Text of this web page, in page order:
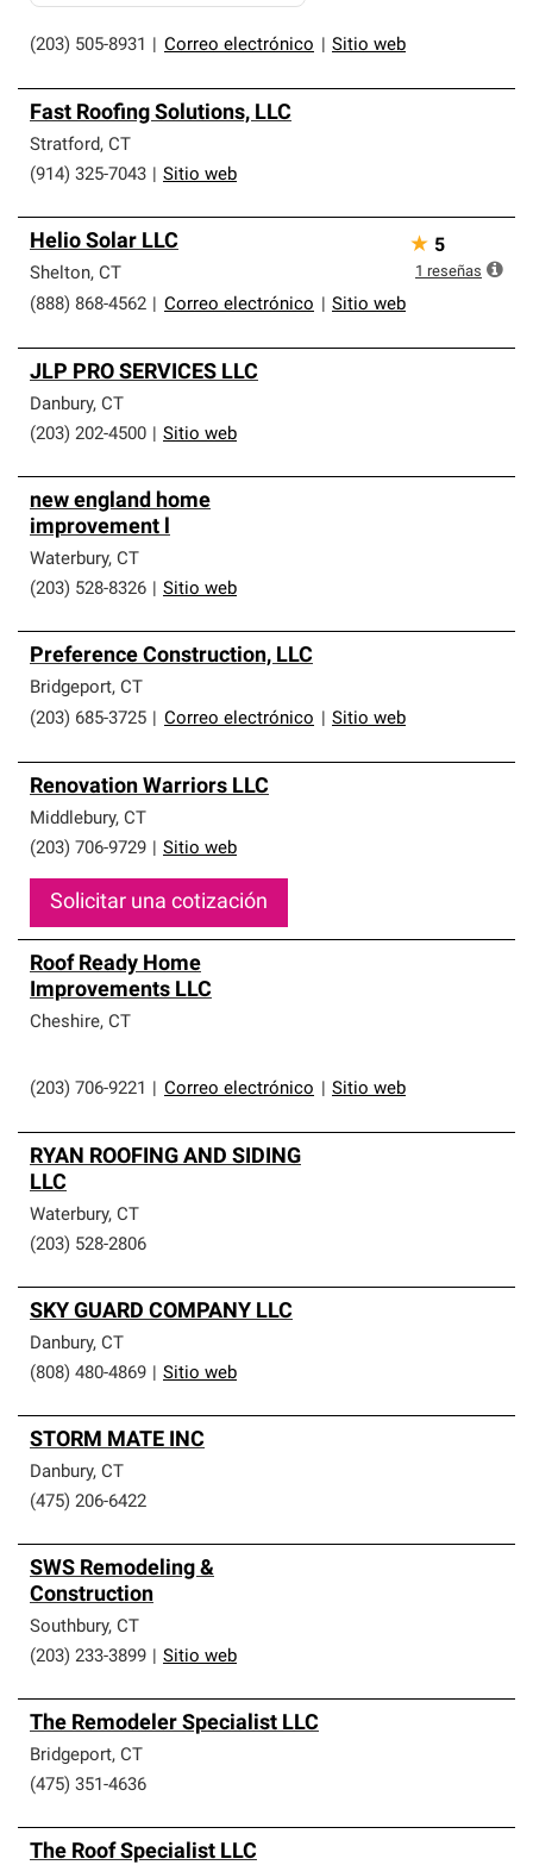
(203) 505-8931 Correo electrónico Sitio web
Fast Roofing Solutions, LLC
Stratford, CT
(914) 325-7043
Sitio web
Helio Solar LLC
Shelton, CT
(888) 868-4562
Correo electrónico Sitio web
★ 5
1 reseñas
JLP PRO SERVICES LLC
Danbury, CT
(203) 202-4500
Sitio web
new england home
improvement l
Waterbury, CT
(203) 528-8326
Sitio web
Preference Construction, LLC
Bridgeport, CT
(203) 685-3725
Correo electrónico Sitio web
Renovation Warriors LLC
Middlebury, CT
(203) 706-9729
Sitio web
Solicitar una cotización
Roof Ready Home
Improvements LLC
Cheshire, CT
(203) 706-9221 Correo electrónico Sitio web
RYAN ROOFING AND SIDING
LLC
Waterbury, CT
(203) 528-2806
SKY GUARD COMPANY LLC
Danbury, CT
(808) 480-4869
Sitio web
STORM MATE INC
Danbury, CT
(475) 206-6422
SWS Remodeling &
Construction
Southbury, CT
(203) 233-3899
Sitio web
The Remodeler Specialist LLC
Bridgeport, CT
(475) 351-4636
The Roof Specialist LLC